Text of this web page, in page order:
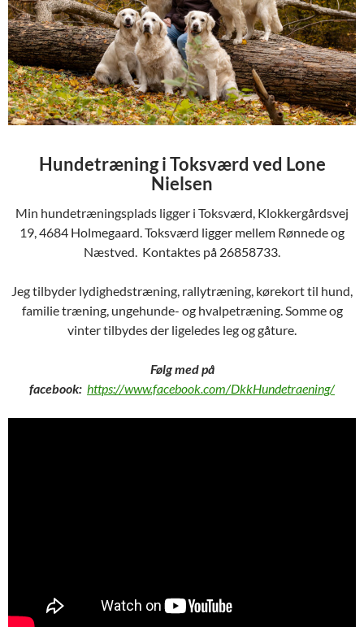
Hundetræning i Toksværd ved Lone
Nielsen
Min hundetræningsplads ligger i Toksværd, Klokkergårdsvej
19, 4684 Holmegaard. Toksværd ligger mellem Rønnede og
Næstved. Kontaktes på 26858733.
Jeg tilbyder lydighedstræning, rallytræning, kørekort til hund,
familie træning, ungehunde- og hvalpetræning. Somme og
vinter tilbydes der ligeledes leg og gåture.
Følg med på
facebook: https://www.facebook.com/DkkHundetraening/